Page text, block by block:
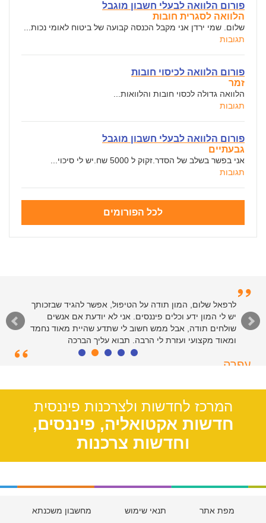
פורום הלוואה לבעלי חשבון מוגבל
הלוואה לסגרית חובות
שלום. שמי ירדן אני מקבל הכנסה קבועה של ביטוח לאומי נכות...
תגובות
פורום הלוואה לכיסוי חובות
זמר
הלוואה גדולה לכסוי חובות והלוואות...
תגובות
פורום הלוואה לבעלי חשבון מוגבל
גבעתיים
אני בפשר בשלב של הסדר.זקוק ל 5000 שח.יש לי סיכוי...
תגובות
לכל הפורומים
לרפאל שלום, המון תודה על הטיפול, אפשר להגיד שבזכותך
יש לי המון ידע וכלים פיננסים. אני לא יודעת אם אנשים
שולחים תודה, אבל ממש חשוב לי שתדע שהיית מאוד נחמד
ומאוד מקצועי ועזרת לי הרבה. תבוא עליך הברכה
עפרה
המרכז לחדשות ולצרכנות פיננסית
חדשות אקטואליה, פיננסים,
וחדשות צרכנות
מפת אתר תנאי שימוש מחשבון משכנתא